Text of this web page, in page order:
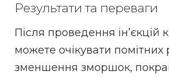
Результати та переваги
Після проведення ін’єкцій
можете очікувати помітних
зменшення зморшок,